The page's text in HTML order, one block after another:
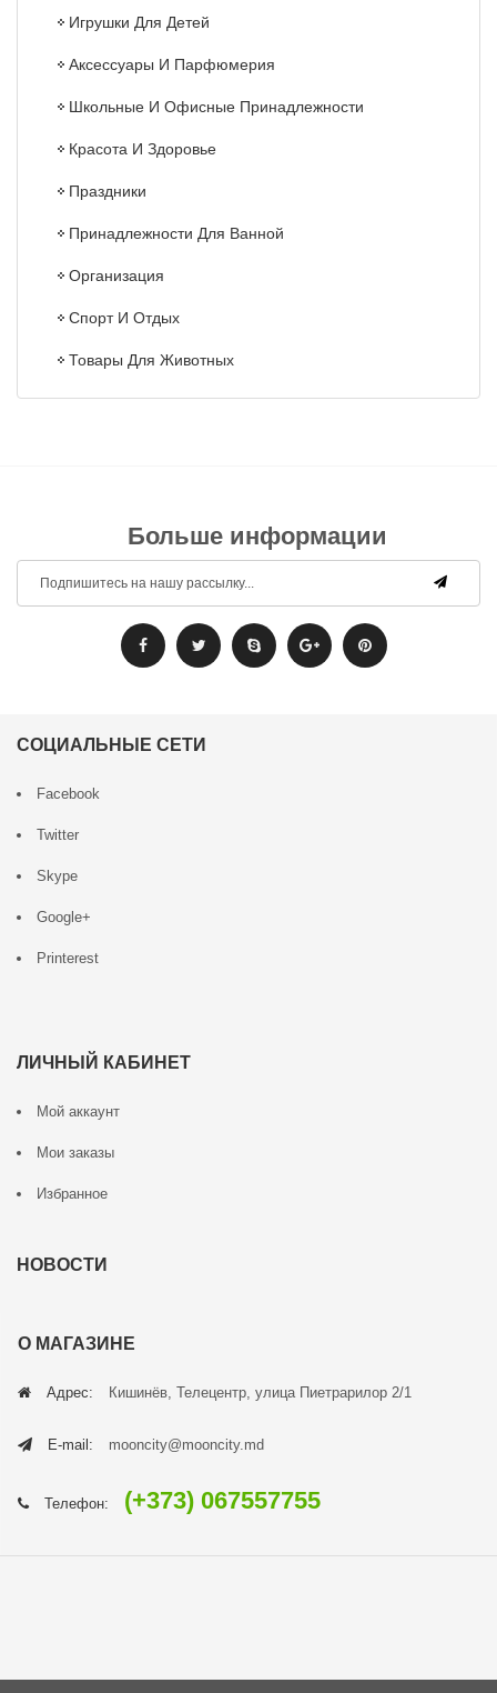
Игрушки Для Детей
Аксессуары И Парфюмерия
Школьные И Офисные Принадлежности
Красота И Здоровье
Праздники
Принадлежности Для Ванной
Организация
Спорт И Отдых
Товары Для Животных
Больше информации
СОЦИАЛЬНЫЕ СЕТИ
Facebook
Twitter
Skype
Google+
Printerest
ЛИЧНЫЙ КАБИНЕТ
Мой аккаунт
Мои заказы
Избранное
НОВОСТИ
О МАГАЗИНЕ
Адрес: Кишинёв, Телецентр, улица Пиетрарилор 2/1
E-mail: mooncity@mooncity.md
Телефон: (+373) 067557755